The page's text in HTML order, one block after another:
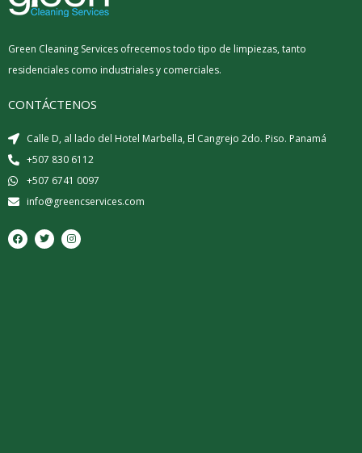
Green Cleaning Services ofrecemos todo tipo de limpiezas, tanto
residenciales como industriales y comerciales.
CONTÁCTENOS
Calle D, al lado del Hotel Marbella, El Cangrejo 2do. Piso. Panamá
+507 830 6112
+507 6741 0097
info@greencservices.com
F
a
c
T
w
i
I
n
s